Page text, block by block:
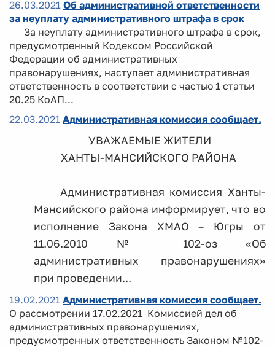
26.03.2021 Об административной ответственности
за неуплату административного штрафа в срок
За неуплату административного штрафа в срок,
предусмотренный Кодексом Российской
Федерации об административных
правонарушениях, наступает административная
ответственность в соответствии с частью 1 статьи
20.25 КоАП...
22.03.2021 Административная комиссия сообщает.
УВАЖАЕМЫЕ ЖИТЕЛИ
ХАНТЫ-МАНСИЙСКОГО РАЙОНА
Административная комиссия Ханты-
Мансийского района информирует, что во
исполнение Закона ХМАО – Югры от
11.06.2010 № 102-оз «Об
административных правонарушениях»
при проведении...
19.02.2021 Административная комиссия сообщает.
О рассмотрении 17.02.2021 Комиссией дел об
административных правонарушениях,
предусмотренных ответственность Законом №102-